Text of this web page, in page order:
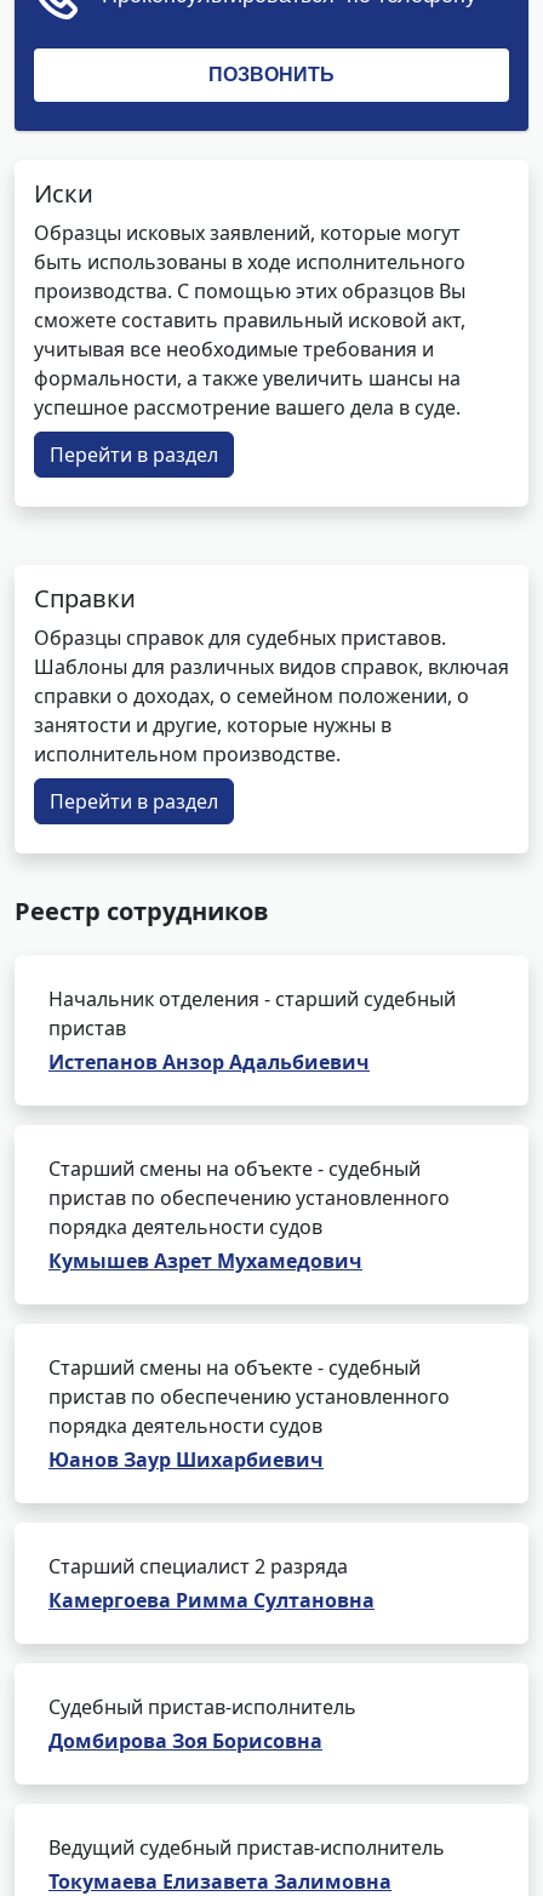
Иски
Образцы исковых заявлений, которые могут
быть использованы в ходе исполнительного
производства. С помощью этих образцов Вы
сможете составить правильный исковой акт,
учитывая все необходимые требования и
формальности, а также увеличить шансы на
успешное рассмотрение вашего дела в суде.
Перейти в раздел
Справки
Образцы справок для судебных приставов.
Шаблоны для различных видов справок, включая
справки о доходах, о семейном положении, о
занятости и другие, которые нужны в
исполнительном производстве.
Перейти в раздел
Реестр сотрудников
Начальник отделения - старший судебный
пристав
Истепанов Анзор Адальбиевич
Старший смены на объекте - судебный
пристав по обеспечению установленного
порядка деятельности судов
Кумышев Азрет Мухамедович
Старший смены на объекте - судебный
пристав по обеспечению установленного
порядка деятельности судов
Юанов Заур Шихарбиевич
Старший специалист 2 разряда
Камергоева Римма Султановна
Судебный пристав-исполнитель
Домбирова Зоя Борисовна
Ведущий судебный пристав-исполнитель
Токумаева Елизавета Залимовна